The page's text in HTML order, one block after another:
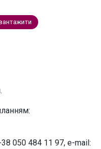
050 484 11 97, e-mail: